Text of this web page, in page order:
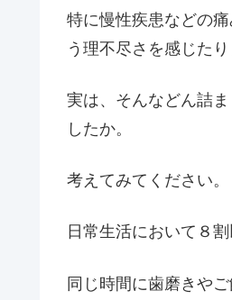
特に慢性疾患などの
う理不尽さを感じたり
実は、そんなどん詰
したか。
考えてみてください。
日常生活において８
同じ時間に歯磨きや